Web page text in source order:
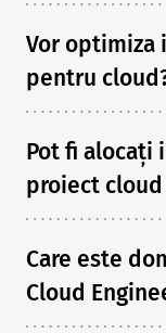
Vor optimiza
pentru
Pot fi alocați
proiect
Care este
Cloud